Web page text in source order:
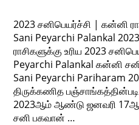
2023 சனிபெயர்ச்சி | கன்னி
Sani Peyarchi Palankal
ராசிகளுக்கு உரிய 2023
Peyarchi Palankal கன்னி
Sani Peyarchi Pariharam
திருக்கணித
2023ஆம் ஆண்டு ஜனவரி
சனி பகவான் …